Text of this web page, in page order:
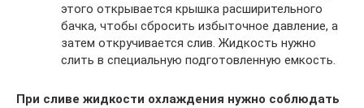
этого открывается крышка расширительного
бачка, чтобы сбросить избыточное давление, а
затем откручивается слив. Жидкость нужно
слить в специальную подготовленную емкость.
При сливе жидкости охлаждения нужно соблюдать